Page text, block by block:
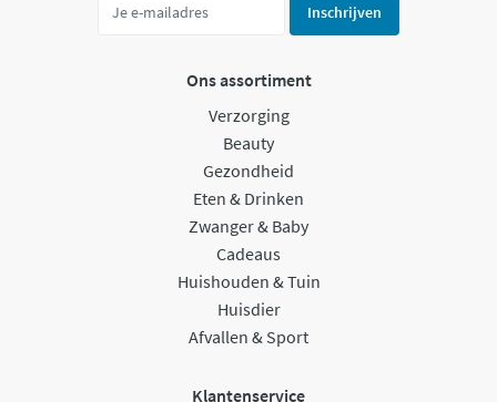
Inschrijven
Ons assortiment
Verzorging
Beauty
Gezondheid
Eten & Drinken
Zwanger & Baby
Cadeaus
Huishouden & Tuin
Huisdier
Afvallen & Sport
Klantenservice